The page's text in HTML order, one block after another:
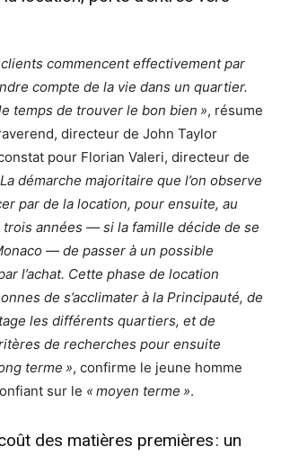
commencent effectivement par
compte de la vie dans un quartier.
temps de trouver le bon bien », résume
directeur de John Taylor
pour Florian Valeri, directeur de
démarche majoritaire que l’on observe
par de la location, pour ensuite, au
années — si la famille décide de se
— de passer à un possible
l’achat. Cette phase de location
de s’acclimater à la Principauté, de
les différents quartiers, et de
de recherches pour ensuite
terme », confirme le jeune homme
sur le « moyen terme ».
des matières premières : un